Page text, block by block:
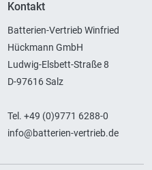
Kontakt
Batterien-Vertrieb Winfried
Hückmann GmbH
Ludwig-Elsbett-Straße 8
D-97616 Salz
Tel. +49 (0)9771 6288-0
info@batterien-vertrieb.de